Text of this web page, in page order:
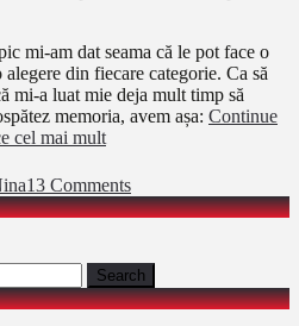
mi-am dat seama că le pot face o
din fiecare categorie. Ca să
mi-a luat mie deja mult timp să
memoria, avem așa: Continue
cel mai mult
13 Comments